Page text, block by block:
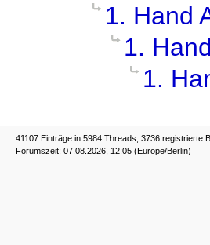
1. Hand
1.
1.
41107 Einträge in 5984 Threads, 3736 registrierte
Forumszeit: 07.08.2026, 12:05 (Europe/Berlin)